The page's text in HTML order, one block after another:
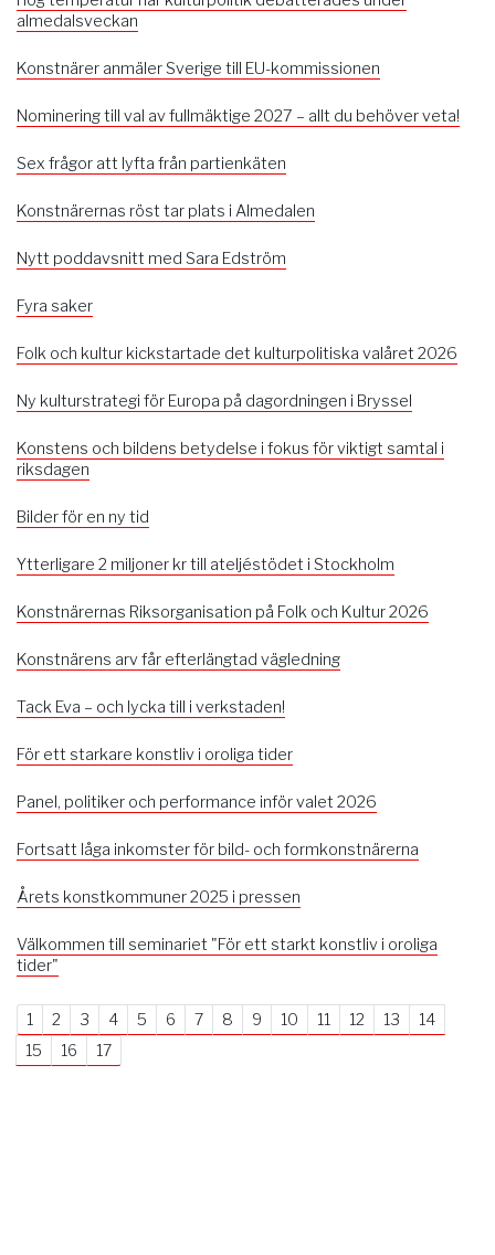
almedalsveckan
Konstnärer anmäler Sverige till EU-kommissionen
Nominering till val av fullmäktige 2027 – allt du behöver veta!
Sex frågor att lyfta från partienkäten
Konstnärernas röst tar plats i Almedalen
Nytt poddavsnitt med Sara Edström
Fyra saker
Folk och kultur kickstartade det kulturpolitiska valåret 2026
Ny kulturstrategi för Europa på dagordningen i Bryssel
Konstens och bildens betydelse i fokus för viktigt samtal i
riksdagen
Bilder för en ny tid
Ytterligare 2 miljoner kr till ateljéstödet i Stockholm
Konstnärernas Riksorganisation på Folk och Kultur 2026
Konstnärens arv får efterlängtad vägledning
Tack Eva – och lycka till i verkstaden!
För ett starkare konstliv i oroliga tider
Panel, politiker och performance inför valet 2026
Fortsatt låga inkomster för bild- och formkonstnärerna
Årets konstkommuner 2025 i pressen
Välkommen till seminariet "För ett starkt konstliv i oroliga
tider"
1 2 3 4 5 6 7 8 9 10 11 12 13
14
15
16 17